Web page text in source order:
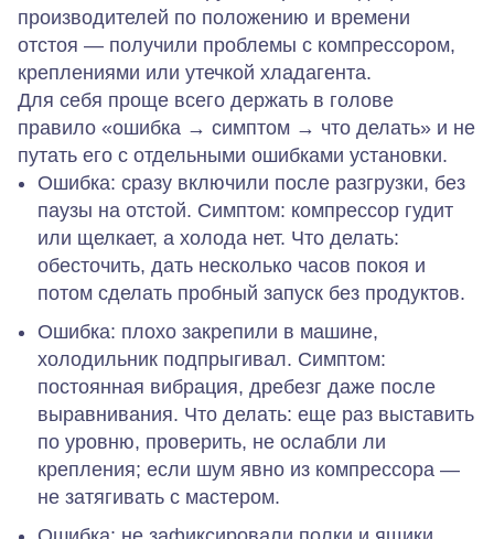
производителей по положению и времени
отстоя — получили проблемы с компрессором,
креплениями или утечкой хладагента.
Для себя проще всего держать в голове
правило «ошибка → симптом → что делать» и не
путать его с отдельными ошибками установки.
Ошибка: сразу включили после разгрузки, без
паузы на отстой. Симптом: компрессор гудит
или щелкает, а холода нет. Что делать:
обесточить, дать несколько часов покоя и
потом сделать пробный запуск без продуктов.
Ошибка: плохо закрепили в машине,
холодильник подпрыгивал. Симптом:
постоянная вибрация, дребезг даже после
выравнивания. Что делать: еще раз выставить
по уровню, проверить, не ослабли ли
крепления; если шум явно из компрессора —
не затягивать с мастером.